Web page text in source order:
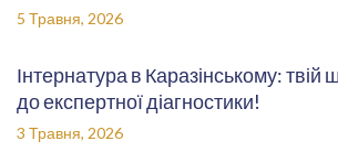
5 Травня, 2026
Інтернатура в Каразінському: твій
до експертної діагностики!
3 Травня, 2026